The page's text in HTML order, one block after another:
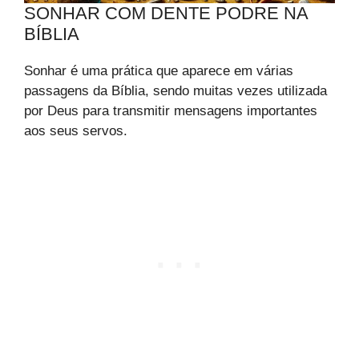
SONHAR COM DENTE PODRE NA
BÍBLIA
Sonhar é uma prática que aparece em várias
passagens da Bíblia, sendo muitas vezes utilizada
por Deus para transmitir mensagens importantes
aos seus servos.